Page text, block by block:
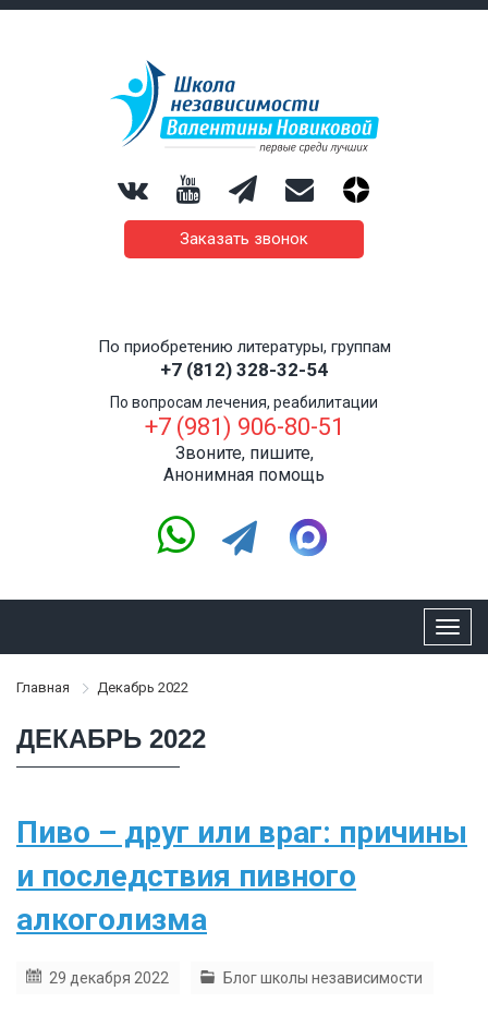
Заказать звонок
По приобретению литературы, группам
+7 (812) 328-32-54
По вопросам лечения, реабилитации
+7 (981) 906-80-51
Звоните, пишите,
Анонимная помощь
Главная Декабрь 2022
ДЕКАБРЬ 2022
Пиво – друг или враг: причины
и последствия пивного
алкоголизма
29 декабря 2022 Блог школы независимости